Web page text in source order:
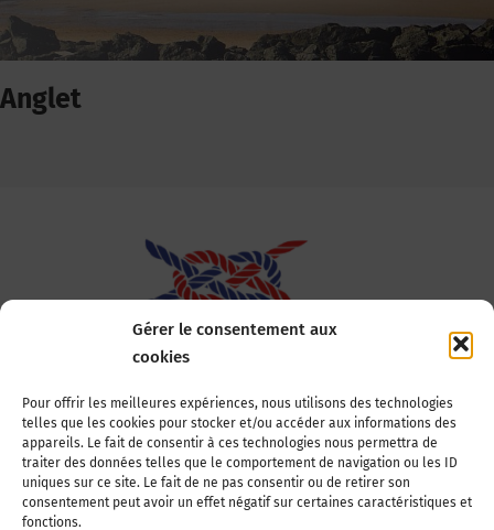
Gérer le consentement aux
cookies
Pour offrir les meilleures expériences, nous utilisons des technologies
telles que les cookies pour stocker et/ou accéder aux informations des
appareils. Le fait de consentir à ces technologies nous permettra de
traiter des données telles que le comportement de navigation ou les ID
uniques sur ce site. Le fait de ne pas consentir ou de retirer son
consentement peut avoir un effet négatif sur certaines caractéristiques et
fonctions.
Anglet
Association Nationale des Elus des Littoraux
22, boulevard de la Tour-Maubourg
75007 Paris
Tél : 01 44 11 11 70
E-mail : anel-secretariat@anel.asso.fr